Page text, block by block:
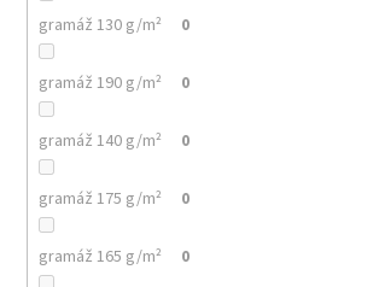
gramáž 130 g/m² 0
gramáž 190 g/m² 0
gramáž 140 g/m² 0
gramáž 175 g/m² 0
gramáž 165 g/m² 0